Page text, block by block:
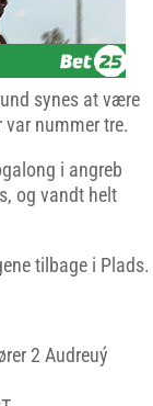
synes at være
nummer tre.
i angreb
og vandt helt
tilbage i Plads.
2 Audreuý